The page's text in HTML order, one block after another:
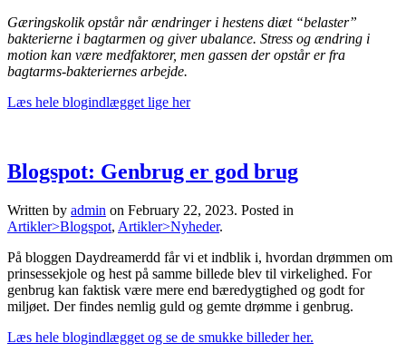
Gæringskolik opstår når ændringer i hestens diæt “belaster”
bakterierne i bagtarmen og giver ubalance. Stress og ændring i
motion kan være medfaktorer, men gassen der opstår er fra
bagtarms-bakteriernes arbejde.
Læs hele blogindlægget lige her
Blogspot: Genbrug er god brug
Written by admin on February 22, 2023. Posted in
Artikler>Blogspot, Artikler>Nyheder.
På bloggen Daydreamerdd får vi et indblik i, hvordan drømmen om
prinsessekjole og hest på samme billede blev til virkelighed. For
genbrug kan faktisk være mere end bæredygtighed og godt for
miljøet. Der findes nemlig guld og gemte drømme i genbrug.
Læs hele blogindlægget og se de smukke billeder her.